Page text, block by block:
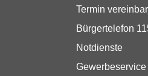
Termin
Bürgertelefon
Notdienste
Gewerbeservice